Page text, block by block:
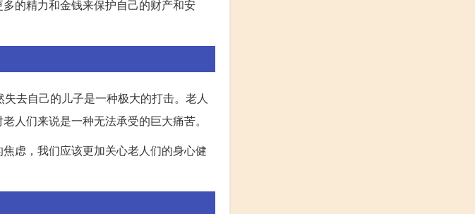
的精力和金钱来保护自己的财产和安
去自己的儿子是一种极大的打击。老人
人们来说是一种无法承受的巨大痛苦。
虑，我们应该更加关心老人们的身心健